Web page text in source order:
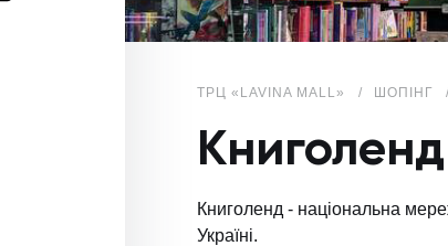
ТРЦ «LAVINA MALL» ШОПІНГ
Книголенд
Книголенд - національна
Україні.